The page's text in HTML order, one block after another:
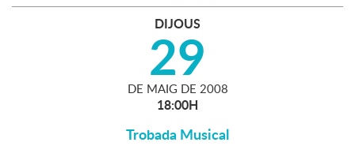
DIJOUS
29
DE MAIG DE 2008
18:00H
Trobada Musical